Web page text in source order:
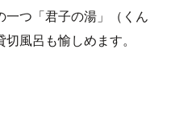
一つ「君子の湯」（くん
風呂も愉しめます。